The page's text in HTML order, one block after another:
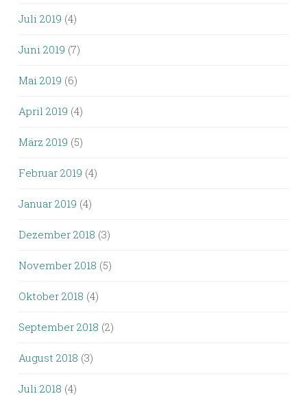
Juli 2019 (4)
Juni 2019 (7)
Mai 2019 (6)
April 2019 (4)
März 2019 (5)
Februar 2019 (4)
Januar 2019 (4)
Dezember 2018 (3)
November 2018 (5)
Oktober 2018 (4)
September 2018 (2)
August 2018 (3)
Juli 2018 (4)